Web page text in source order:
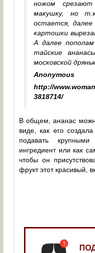
ножом
макушку, но
остается, далее
картошки
А далее
тайские
московской
Anonymous
http://
3818714/
В общем, ананас
виде, как его
подавать
ингредиент или как
чтобы он
фрукт этот красивый,